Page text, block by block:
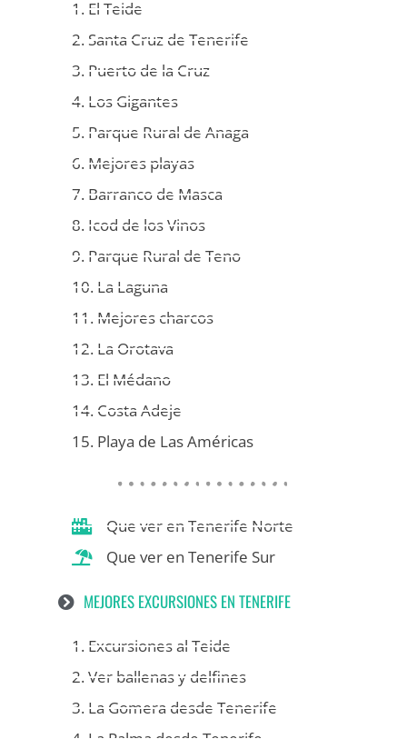
1. El Teide
2. Santa Cruz de Tenerife
3. Puerto de la Cruz
4. Los Gigantes
5. Parque Rural de Anaga
6. Mejores playas
7. Barranco de Masca
8. Icod de los Vinos
9. Parque Rural de Teno
10. La Laguna
11. Mejores charcos
12. La Orotava
13. El Médano
14. Costa Adeje
15. Playa de Las Américas
Que ver en Tenerife Norte
Que ver en Tenerife Sur
MEJORES EXCURSIONES EN TENERIFE
1. Excursiones al Teide
2. Ver ballenas y delfines
3. La Gomera desde Tenerife